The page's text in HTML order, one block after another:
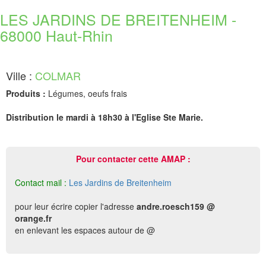
LES JARDINS DE BREITENHEIM -
68000 Haut-Rhin
Ville : COLMAR
Produits : Légumes, oeufs frais
Distribution le mardi à 18h30 à l'Eglise Ste Marie.
Pour contacter cette AMAP :
Contact mail : Les Jardins de Breitenheim
pour leur écrire copier l'adresse andre.roesch159 @
orange.fr
en enlevant les espaces autour de @